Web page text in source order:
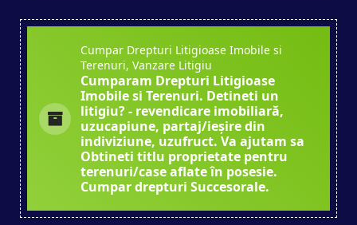
Cumpar Drepturi Litigioase Imobile si
Terenuri, Vanzare Litigiu
Cumparam Drepturi Litigioase
Imobile si Terenuri. Detineti un
litigiu? - revendicare imobiliară,
uzucapiune, partaj/ieșire din
indiviziune, uzufruct. Va ajutam sa
Obtineti titlu proprietate pentru
terenuri/case aflate în posesie.
Cumpar drepturi Succesorale.